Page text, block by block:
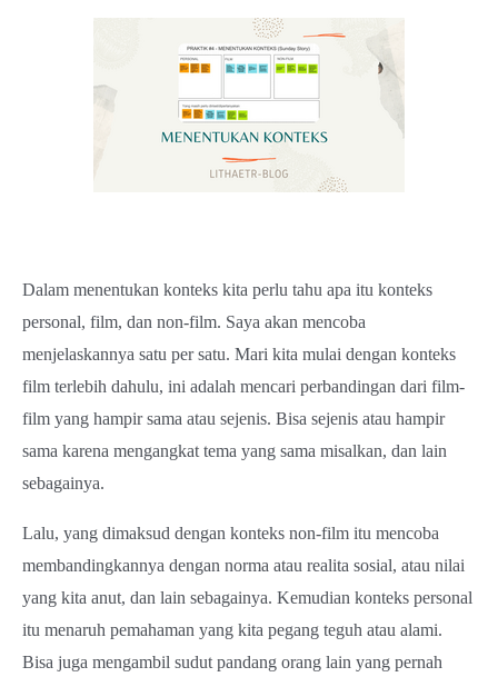
Dalam menentukan konteks kita perlu tahu apa itu konteks
personal, film, dan non-film. Saya akan mencoba
menjelaskannya satu per satu. Mari kita mulai dengan konteks
film terlebih dahulu, ini adalah mencari perbandingan dari film-
film yang hampir sama atau sejenis. Bisa sejenis atau hampir
sama karena mengangkat tema yang sama misalkan, dan lain
sebagainya.
Lalu, yang dimaksud dengan konteks non-film itu mencoba
membandingkannya dengan norma atau realita sosial, atau nilai
yang kita anut, dan lain sebagainya. Kemudian konteks personal
itu menaruh pemahaman yang kita pegang teguh atau alami.
Bisa juga mengambil sudut pandang orang lain yang pernah